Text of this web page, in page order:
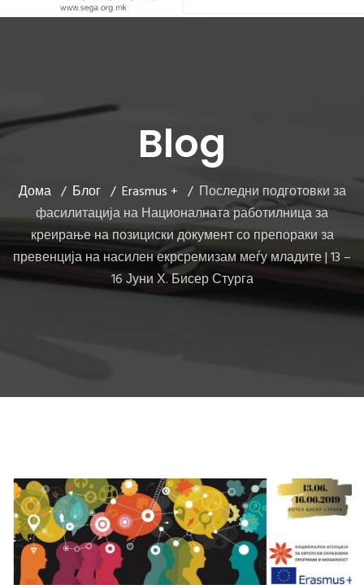
Blog
Дома Блог Erasmus +
Последни подготовки за
фасилитација на Националната работилница за
креирање на позициски документ со препораки за
превенција на насилен екрсремизам меѓу младите | 13 –
16 Јуни Х. Бисер Стурга